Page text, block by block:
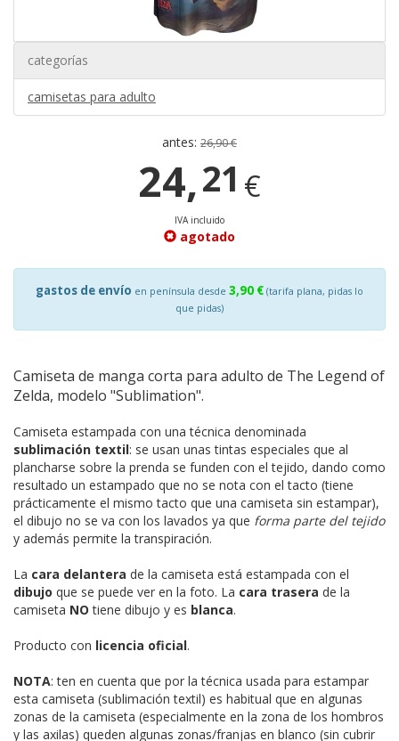
categorías
camisetas para adulto
antes: 26,90 €
24,21 €
IVA incluido
agotado
gastos de envío en península desde 3,90 € (tarifa plana, pidas lo
que pidas)
Camiseta de manga corta para adulto de The Legend of
Zelda, modelo "Sublimation".
Camiseta estampada con una técnica denominada
sublimación textil: se usan unas tintas especiales que al
plancharse sobre la prenda se funden con el tejido, dando como
resultado un estampado que no se nota con el tacto (tiene
prácticamente el mismo tacto que una camiseta sin estampar),
el dibujo no se va con los lavados ya que forma parte del tejido
y además permite la transpiración.
La cara delantera de la camiseta está estampada con el
dibujo que se puede ver en la foto. La cara trasera de la
camiseta NO tiene dibujo y es blanca.
Producto con licencia oficial.
NOTA: ten en cuenta que por la técnica usada para estampar
esta camiseta (sublimación textil) es habitual que en algunas
zonas de la camiseta (especialmente en la zona de los hombros
y las axilas) queden algunas zonas/franjas en blanco (sin cubrir